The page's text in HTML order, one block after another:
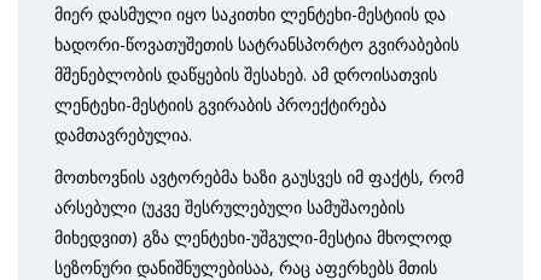
მიერ დასმული იყო საკითხი ლენტეხი-მესტიის და
ხადორი-წოვათუშეთის სატრანსპორტო გვირაბების
მშენებ­ლობის დაწყების შესახებ. ამ დროისათვის
ლენტეხი-მესტიის გვირაბის პროექტირება
დამთავრებულია.
მოთხოვნის ავტორებმა ხაზი გაუსვეს იმ ფაქტს, რომ
არსებული (უკვე შესრულებული სამუშაოების
მიხედვით) გზა ლენტეხი-უშგული-მესტია მხოლოდ
სეზონური დანიშნულებისაა, რაც აფერხებს მთის